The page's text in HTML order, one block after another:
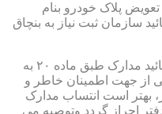
پلاک خودرو بنام
۰۷/۸۴ که طبق تائید سازمان ثبت نیاز به بنچاق
گرچه وظیفه کنترل اصالت خودرو وتائید مدارک طبق ماده ۲۰ به
از جهت اطمینان خاطر و
بهتر است انتساب مدارک
احراز گردد وتوصیه می